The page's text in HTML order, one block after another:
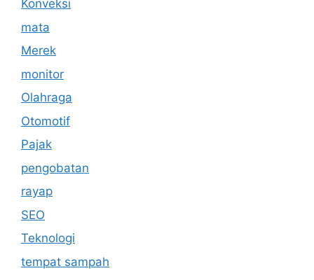
Konveksi
mata
Merek
monitor
Olahraga
Otomotif
Pajak
pengobatan
rayap
SEO
Teknologi
tempat sampah